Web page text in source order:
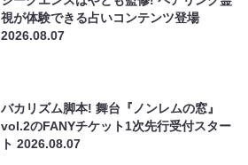
視が体験できる占いコンテンツ登場
2026.08.07
バカリズム脚本! 舞台『ノンレムの窓』
vol.2のFANYチケット1次先行受付スター
ト2026.08.07